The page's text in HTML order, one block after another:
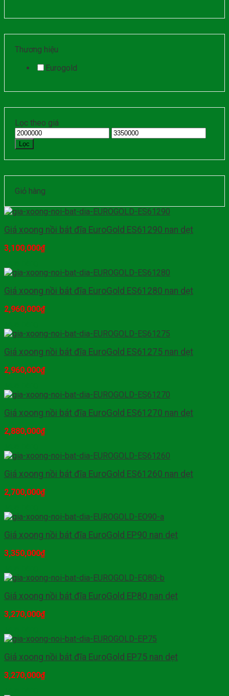
Thương hiệu
Eurogold
Lọc theo giá
Lọc
Giỏ hàng
Giá xoong nồi bát đĩa EuroGold ES61290 nan dẹt
3,100,000₫
Giá xoong nồi bát đĩa EuroGold ES61280 nan dẹt
2,960,000₫
Giá xoong nồi bát đĩa EuroGold ES61275 nan dẹt
2,960,000₫
Giá xoong nồi bát đĩa EuroGold ES61270 nan dẹt
2,880,000₫
Giá xoong nồi bát đĩa EuroGold ES61260 nan dẹt
2,700,000₫
Giá xoong nồi bát đĩa EuroGold EP90 nan dẹt
3,350,000₫
Giá xoong nồi bát đĩa EuroGold EP80 nan dẹt
3,270,000₫
Giá xoong nồi bát đĩa EuroGold EP75 nan dẹt
3,270,000₫